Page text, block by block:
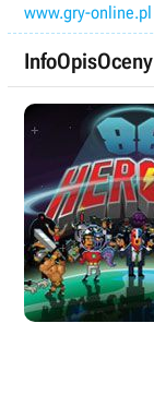
www.gry-online.pl
InfoOpisOceny